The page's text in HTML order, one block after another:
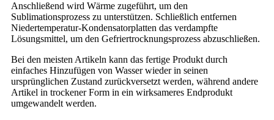
Anschließend wird Wärme zugeführt, um den
Sublimationsprozess zu unterstützen. Schließlich entfernen
Niedertemperatur-Kondensatorplatten das verdampfte
Lösungsmittel, um den Gefriertrocknungsprozess abzuschließen.
Bei den meisten Artikeln kann das fertige Produkt durch
einfaches Hinzufügen von Wasser wieder in seinen
ursprünglichen Zustand zurückversetzt werden, während andere
Artikel in trockener Form in ein wirksameres Endprodukt
umgewandelt werden.